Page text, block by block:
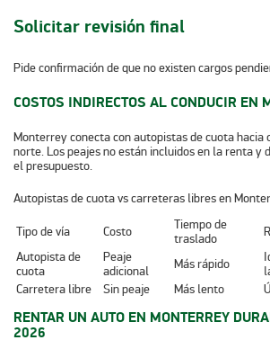
Solicitar revisión final
Pide confirmación de que no existen cargos
COSTOS INDIRECTOS AL CONDUCIR EN
Monterrey conecta con autopistas de cuota hacia
norte. Los peajes no están incluidos en la renta y
el presupuesto.
Autopistas de cuota vs carreteras libres en
Tipo de vía Costo
Tiempo de
traslado
Autopista de
cuota
Peaje
adicional
Más rápido
Carretera libre
Sin peaje Más lento
RENTAR UN AUTO EN MONTERREY
2026